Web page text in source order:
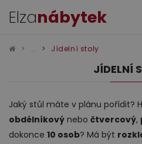
Elzanábytek
Sedací
Jídelní stoly
JÍDELNÍ
Jaký stůl máte v plánu pořídit?
obdélníkový nebo čtvercový,
dokonce 10 osob? Má být